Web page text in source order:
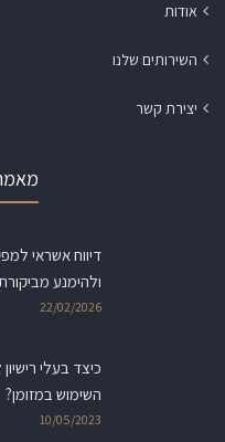
אודות
השירותים שלנו
יצירת קשר
דיווח אשראי
ולהימנע
22/02/2026
כיצד בעלי
השימוש במזומן?
10/05/2023